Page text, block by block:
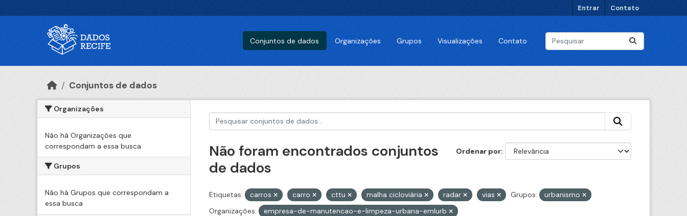
Entrar Contato
Conjuntos de dados Organizações Grupos Visualizações Contato
Conjuntos de dados
Organizações
Não há Organizações que
correspondam a essa busca
Grupos
Não há Grupos que correspondam a
essa busca
Ordenar por
Não foram encontrados conjuntos
de dados
Etiquetas: carros carro cttu malha cicloviária radar vias Grupos:
urbanismo
Organizações:
empresa-de-manutencao-e-limpeza-urbana-emlurb